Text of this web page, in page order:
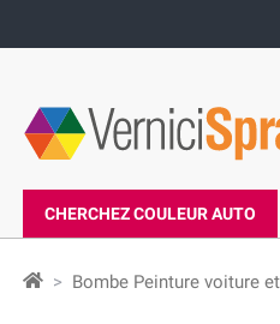
CHERCHEZ COULEUR AUTO
Bombe Peinture voiture